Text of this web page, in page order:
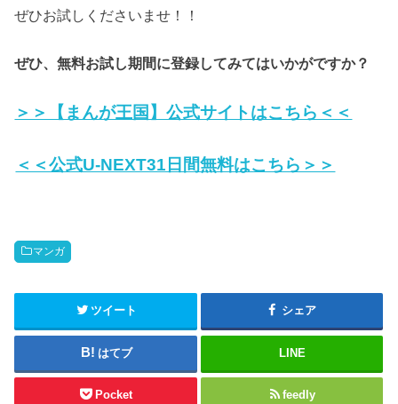
ぜひお試しくださいませ！！
ぜひ、無料お試し期間に登録してみてはいかがですか？
＞＞【まんが王国】公式サイトはこちら＜＜
＜＜公式U-NEXT31日間無料はこちら＞＞
マンガ
ツイート シェア
はてブ LINE
Pocket feedly